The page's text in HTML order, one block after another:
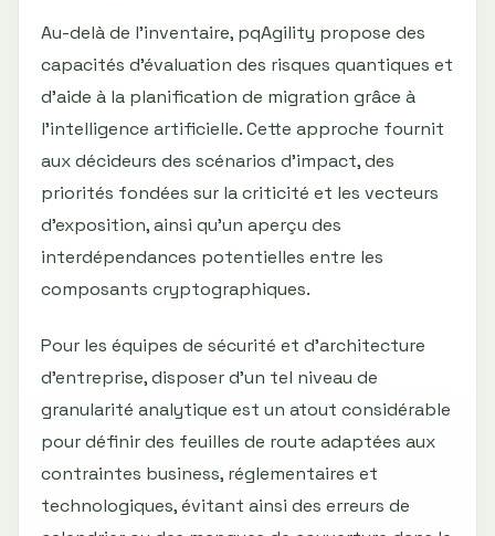
Au-delà de l'inventaire, pqAgility propose des
capacités d’évaluation des risques quantiques et
d’aide à la planification de migration grâce à
l’intelligence artificielle. Cette approche fournit
aux décideurs des scénarios d'impact, des
priorités fondées sur la criticité et les vecteurs
d’exposition, ainsi qu’un aperçu des
interdépendances potentielles entre les
composants cryptographiques.
Pour les équipes de sécurité et d’architecture
d’entreprise, disposer d’un tel niveau de
granularité analytique est un atout considérable
pour définir des feuilles de route adaptées aux
contraintes business, réglementaires et
technologiques, évitant ainsi des erreurs de